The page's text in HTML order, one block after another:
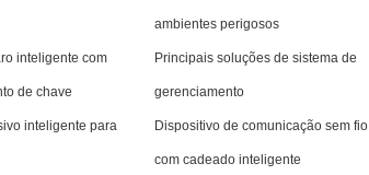
ambientes perigosos
inteligente com
de chave
Principais soluções de sistema de
gerenciamento
inteligente para Dispositivo de comunicação sem fio
com cadeado inteligente